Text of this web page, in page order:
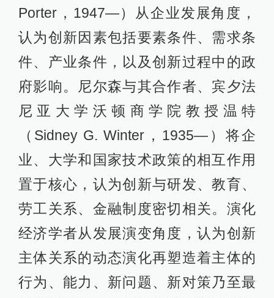
Porter，1947—）从企业发展角度，
认为创新因素包括要素条件、需求条
件、产业条件，以及创新过程中的政
府影响。尼尔森与其合作者、宾夕法
尼亚大学沃顿商学院教授温特
（Sidney G. Winter，1935—）将企
业、大学和国家技术政策的相互作用
置于核心，认为创新与研发、教育、
劳工关系、金融制度密切相关。演化
经济学者从发展演变角度，认为创新
主体关系的动态演化再塑造着主体的
行为、能力、新问题、新对策乃至最